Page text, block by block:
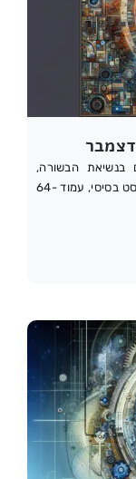
בנשיאת הבשורה,
מבטיחה עקביות. מכורים יכולים לסמוך עלינו.טקסט בסיסי, עמוד 64-